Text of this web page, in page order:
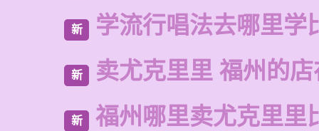
新 学流行唱法去哪里学
新 卖尤克里里 福州的
新 福州哪里卖尤克里里